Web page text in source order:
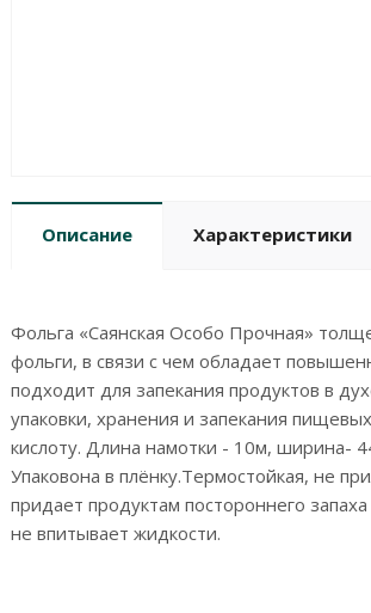
Описание Характеристики
Фольга «Саянская Особо Прочная»
фольги, в связи с чем обладает
подходит для запекания продуктов в
упаковки, хранения и запекания
кислоту. Длина намотки - 10м, ширина-
Упаковона в плёнку.Термостойкая, не
придает продуктам постороннего
не впитывает жидкости.